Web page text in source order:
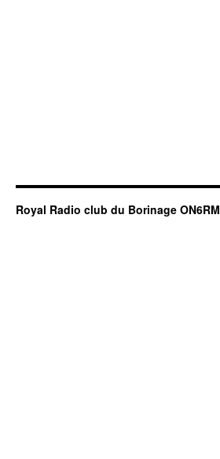
Royal Radio club du Borinage ON6RM